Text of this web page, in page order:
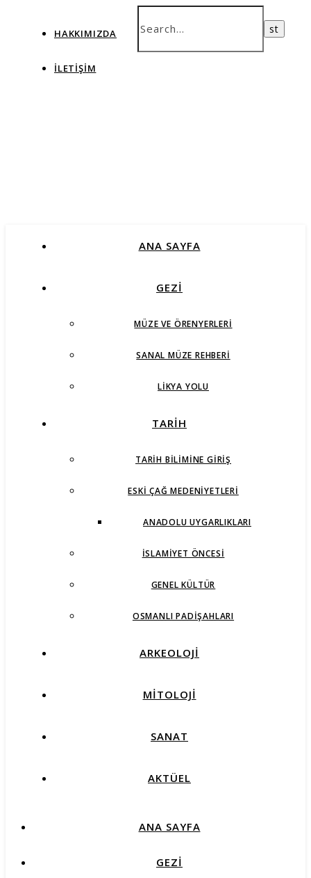
HAKKIMIZDA
İLETIŞIM
ANA SAYFA
GEZİ
MÜZE VE ÖRENYERLERI
SANAL MÜZE REHBERI
LIKYA YOLU
TARİH
TARIH BILIMINE GIRIŞ
ESKI ÇAĞ MEDENIYETLERI
ANADOLU UYGARLIKLARI
İSLAMIYET ÖNCESI
GENEL KÜLTÜR
OSMANLI PADIŞAHLARI
ARKEOLOJİ
MİTOLOJİ
SANAT
AKTÜEL
ANA SAYFA
GEZİ